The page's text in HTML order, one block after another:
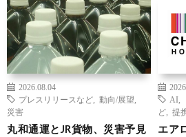
2026.08.04
プレスリリースなど
動向/展望
災害
丸和通運とJR貨物、災害予見
AI
ど
提
エア